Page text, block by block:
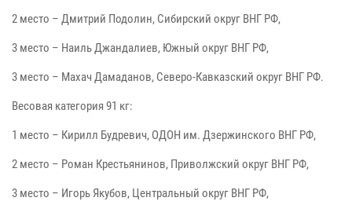
2 место – Дмитрий Подолин, Сибирский округ ВНГ РФ,
3 место – Наиль Джандалиев, Южный округ ВНГ РФ,
3 место – Махач Дамаданов, Северо-Кавказский округ ВНГ РФ.
Весовая категория 91 кг:
1 место – Кирилл Будревич, ОДОН им. Дзержинского ВНГ РФ,
2 место – Роман Крестьянинов, Приволжский округ ВНГ РФ,
3 место – Игорь Якубов, Центральный округ ВНГ РФ,